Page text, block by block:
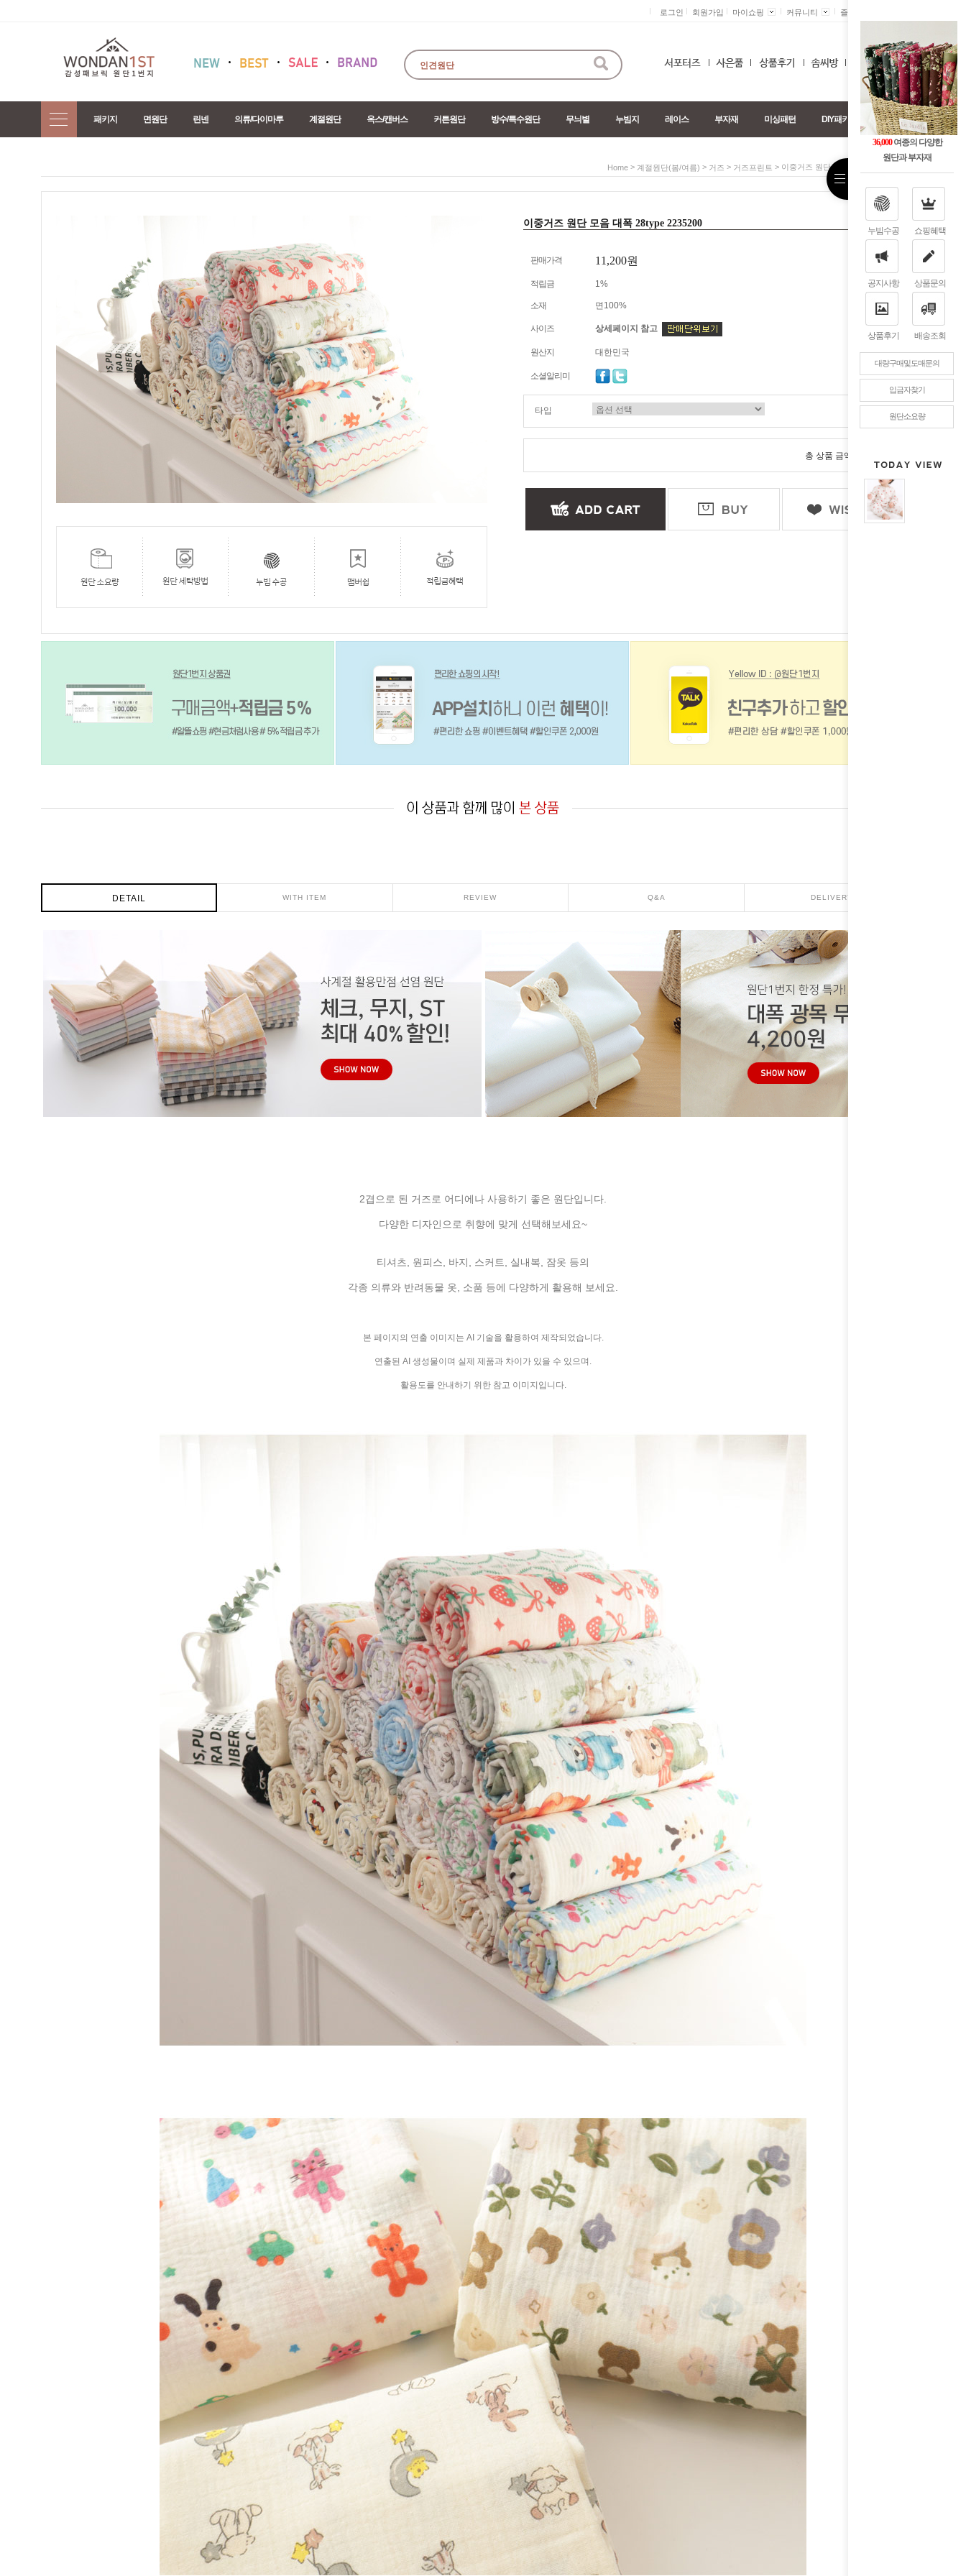
36,000여종의 다양한
원단과 부자재
누빔수공 쇼핑혜택
공지사항 상품문의
상품후기 배송조회
대량구매및도매문의
입금자찾기
원단소요량
로그인 회원가입 마이쇼핑 커뮤니티 즐겨찾기 +
0
패키지 면원단 린넨 의류/다이마루 계절원단 옥스/캔버스 커튼원단 방수/특수원단 무늬별 누빔지 레이스 부자재 미싱패턴 DIY패키지
Home > 계절원단(봄/여름) > 거즈 > 거즈프린트 > 이중거즈 원단 모음 대폭 28type 2235200
이중거즈 원단 모음 대폭 28type 2235200
판매가격 11,200원
적립금 1%
소재 면100%
사이즈 상세페이지 참고
원산지 대한민국
소셜알리미
타입
총 상품 금액
DETAIL WITH ITEM REVIEW Q&A DELIVERY
2겹으로 된 거즈로 어디에나 사용하기 좋은 원단입니다.
다양한 디자인으로 취향에 맞게 선택해보세요~
티셔츠, 원피스, 바지, 스커트, 실내복, 잠옷 등의
각종 의류와 반려동물 옷, 소품 등에 다양하게 활용해 보세요.
본 페이지의 연출 이미지는 AI 기술을 활용하여 제작되었습니다.
연출된 AI 생성물이며 실제 제품과 차이가 있을 수 있으며.
활용도를 안내하기 위한 참고 이미지입니다.